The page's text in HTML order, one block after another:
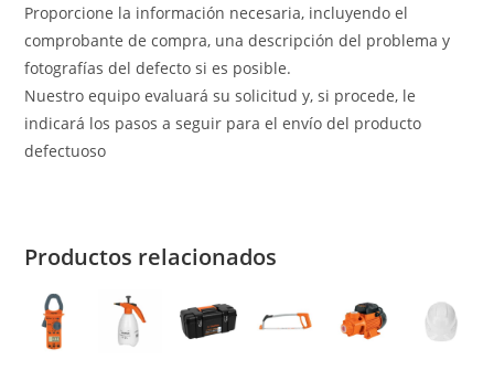
Proporcione la información necesaria, incluyendo el
comprobante de compra, una descripción del problema y
fotografías del defecto si es posible.
Nuestro equipo evaluará su solicitud y, si procede, le
indicará los pasos a seguir para el envío del producto
defectuoso
Productos relacionados